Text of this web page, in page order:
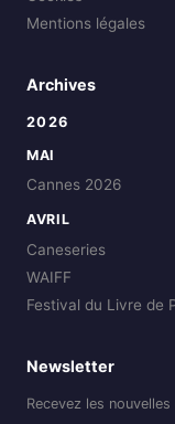
Mentions légales
Archives
2026
MAI
Cannes 2026
AVRIL
Caneseries
WAIFF
Festival du Livre de
Newsletter
Recevez les